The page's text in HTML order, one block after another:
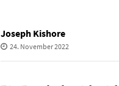
Joseph Kishore
24. November 2022